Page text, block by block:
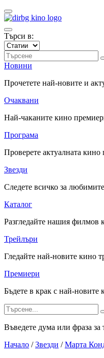
Търси в:
Новини
Прочетете най-новите и
Очаквани
Най-чаканите кино
Програма
Проверете актуалната
Звезди
Следете всичко за
Каталог
Разгледайте нашия филмов
Трейлъри
Гледайте най-новите кино
Премиери
Бъдете в крак с най-новите
Въведете дума или фраза за
Начало / Звезди / Марта